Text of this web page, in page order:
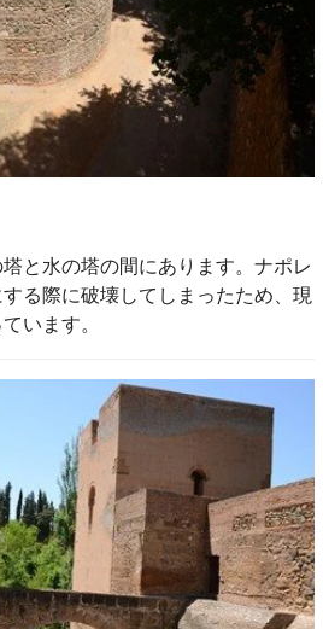
と水の塔の間にあります。ナポレ
る際に破壊してしまったため、現
います。